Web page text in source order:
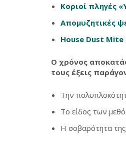
Κοριοί πληγές
Απομυζητικές
House Dust Mite
Ο χρόνος
τους έξεις
Την
Το είδος των
Η σοβαρότητα της